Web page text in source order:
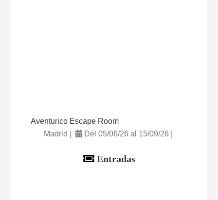
Aventurico Escape Room
Madrid |
Del 05/06/26 al 15/09/26 |
Entradas